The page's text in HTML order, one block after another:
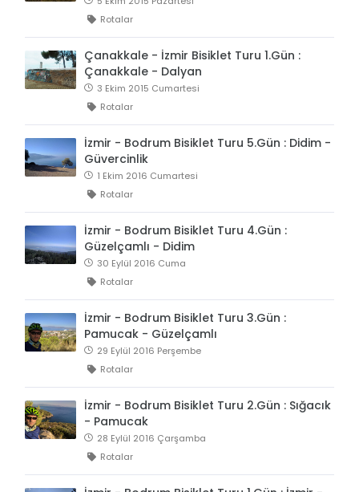
Rotalar
Çanakkale - İzmir Bisiklet Turu 1.Gün :
Çanakkale - Dalyan
3 Ekim 2015 Cumartesi
Rotalar
İzmir - Bodrum Bisiklet Turu 5.Gün : Didim -
Güvercinlik
1 Ekim 2016 Cumartesi
Rotalar
İzmir - Bodrum Bisiklet Turu 4.Gün :
Güzelçamlı - Didim
30 Eylül 2016 Cuma
Rotalar
İzmir - Bodrum Bisiklet Turu 3.Gün :
Pamucak - Güzelçamlı
29 Eylül 2016 Perşembe
Rotalar
İzmir - Bodrum Bisiklet Turu 2.Gün : Sığacık
- Pamucak
28 Eylül 2016 Çarşamba
Rotalar